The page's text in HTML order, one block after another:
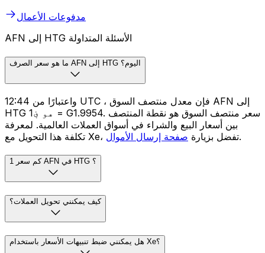
مدفوعات الأعمال
AFN إلى HTG الأسئلة المتداولة
ما هو سعر الصرف AFN إلى HTG اليوم؟
واعتبارًا من 12:44 UTC ، فإن معدل منتصف السوق AFN إلى
HTG هو ؋1 = G1.9954. سعر منتصف السوق هو نقطة المنتصف
بين أسعار البيع والشراء في أسواق العملات العالمية. لمعرفة
تكلفة هذا التحويل مع Xe، تفضل بزيارة صفحة إرسال الأموال .
كم سعر 1 AFN في HTG ؟
كيف يمكنني تحويل العملات؟
هل يمكنني ضبط تنبيهات الأسعار باستخدام Xe؟